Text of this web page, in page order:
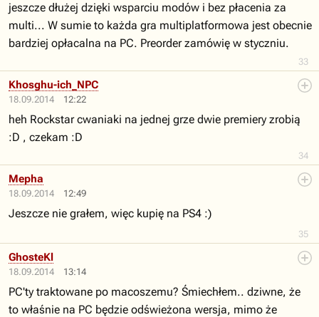
33
jeszcze dłużej dzięki wsparciu modów i bez płacenia za
multi... W sumie to każda gra multiplatformowa jest obecnie
bardziej opłacalna na PC. Preorder zamówię w styczniu.
18.09.2014 12:22
34
Khosghu-ich_NPC
heh Rockstar cwaniaki na jednej grze dwie premiery zrobią
:D , czekam :D
18.09.2014 12:49
35
Mepha
Jeszcze nie grałem, więc kupię na PS4 :)
18.09.2014 13:14
GhosteKl
PC'ty traktowane po macoszemu? Śmiechłem.. dziwne, że
to właśnie na PC będzie odświeżona wersja, mimo że